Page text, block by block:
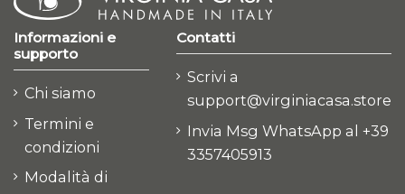
Informazioni e
supporto
Chi siamo
Termini e
condizioni
Modalità di
Contatti
Scrivi a
support@virginiacasa.store
Invia Msg WhatsApp al +39
3357405913